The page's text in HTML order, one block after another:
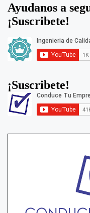
Ayudanos a
¡Suscribete!
¡Suscribete!